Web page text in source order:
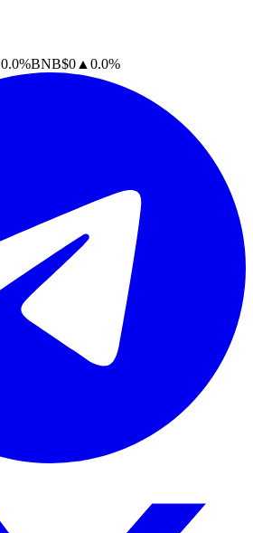
0.0%BNB$0 ▲ 0.0%